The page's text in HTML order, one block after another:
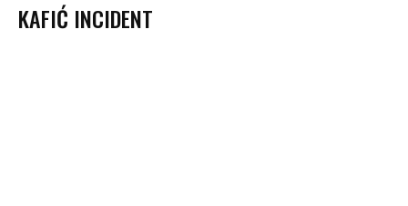
KAFIĆ INCIDENT